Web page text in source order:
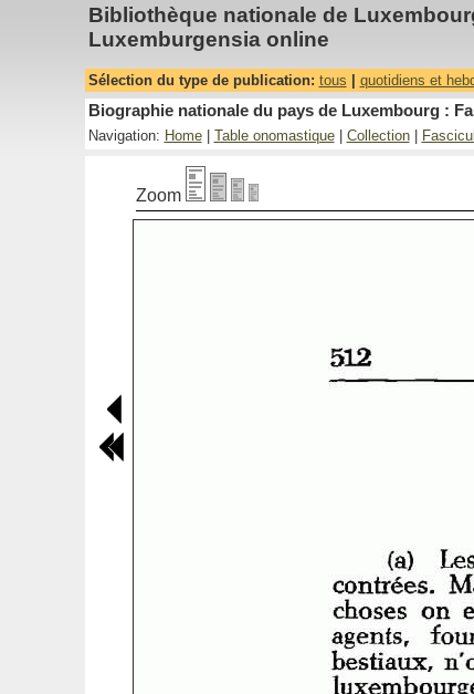
Bibliothèque nationale de
Luxemburgensia online
Sélection du type de publication: tous quotidiens et
Biographie nationale du pays de Luxembourg :
Navigation: Home| Table onomastique| Collection|
Zoom